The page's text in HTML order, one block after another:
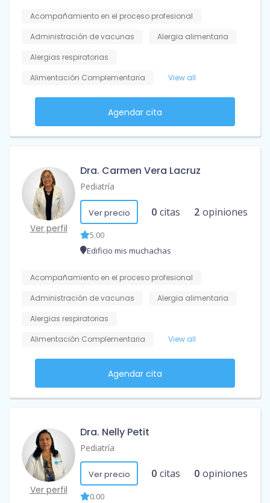
Acompañamiento en el proceso profesional
Administración de vacunas
Alergia alimentaria
Alergias respiratorias
Alimentación Complementaria
View all
Agendar cita
Ver perfil
Dra. Carmen Vera Lacruz
Pediatría
Ver precio 0 citas 2 opiniones
5.00
Edificio mis muchachas
Acompañamiento en el proceso profesional
Administración de vacunas
Alergia alimentaria
Alergias respiratorias
Alimentación Complementaria
View all
Agendar cita
Ver perfil
Dra. Nelly Petit
Pediatría
Ver precio 0 citas 0 opiniones
0.00